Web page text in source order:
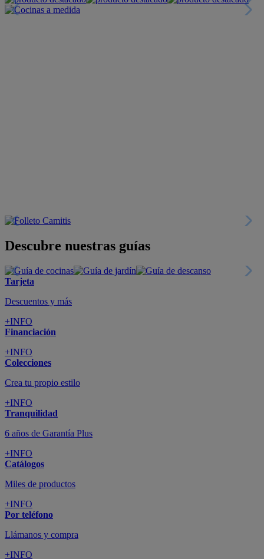
Descubre nuestras guías
Tarjeta
Descuentos y más
+INFO
Financiación
+INFO
Colecciones
Crea tu propio estilo
+INFO
Tranquilidad
6 años de Garantía Plus
+INFO
Catálogos
Miles de productos
+INFO
Por teléfono
Llámanos y compra
+INFO